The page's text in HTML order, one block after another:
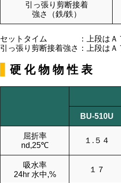
引っ張り剪断接着
強さ（鉄/鉄）
セットタイム ：上段はＡＴク
引っ張り剪断接着強さ：上段は
硬 化 物 物 性 表
BU-510U
屈折率
nd,25℃
１.５４
吸水率
24hr 水中,%
１７